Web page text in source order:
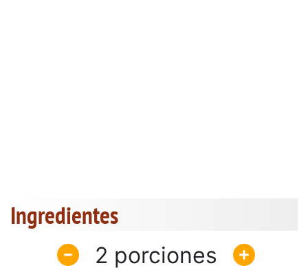
Ingredientes
2